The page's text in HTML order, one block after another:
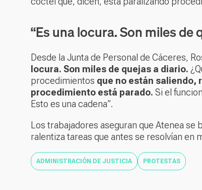
“Es una locura. Son miles de
Desde la Junta de Personal de Cáceres,
locura. Son miles de quejas a diario.
procedimientos que no están saliendo,
procedimiento está parado. Si el
Esto es una cadena”.
Los trabajadores aseguran que Atenea
ralentiza tareas que antes se resolvían en
ADMINISTRACIÓN DE JUSTICIA PROTESTAS